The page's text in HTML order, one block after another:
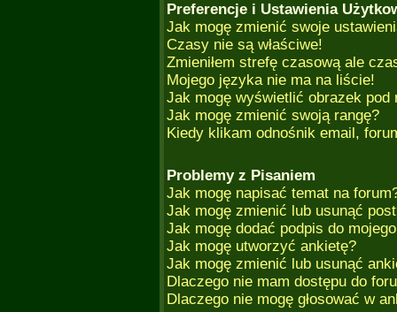
Preferencje i Ustawienia
Jak mogę zmienić swoje
Czasy nie są właściwe!
Zmieniłem strefę czasową ale
Mojego języka nie ma na liście!
Jak mogę wyświetlić obrazek pod
Jak mogę zmienić swoją rangę?
Kiedy klikam odnośnik email,
Problemy z Pisaniem
Jak mogę napisać temat na
Jak mogę zmienić lub usunąć
Jak mogę dodać podpis do
Jak mogę utworzyć ankietę?
Jak mogę zmienić lub usunąć
Dlaczego nie mam dostępu do
Dlaczego nie mogę głosować w